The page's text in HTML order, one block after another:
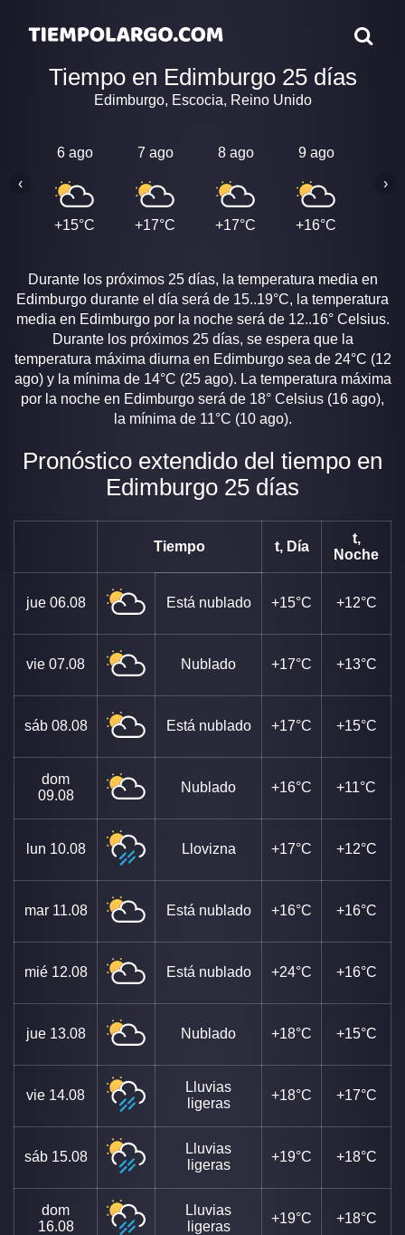
Tiempo en Edimburgo 25 días
Edimburgo, Escocia, Reino Unido
6 ago
+15°C
7 ago
+17°C
8 ago
+17°C
9 ago
+16°C
‹ ›
Durante los próximos 25 días, la temperatura media en
Edimburgo durante el día será de 15..19°C, la temperatura
media en Edimburgo por la noche será de 12..16° Celsius.
Durante los próximos 25 días, se espera que la
temperatura máxima diurna en Edimburgo sea de 24°C (12
ago) y la mínima de 14°C (25 ago). La temperatura máxima
por la noche en Edimburgo será de 18° Celsius (16 ago),
la mínima de 11°C (10 ago).
Pronóstico extendido del tiempo en
Edimburgo 25 días
Tiempo t, Día
t,
Noche
jue 06.08 Está nublado +15°C +12°C
vie 07.08 Nublado +17°C +13°C
sáb 08.08 Está nublado +17°C +15°C
dom
09.08
Nublado +16°C +11°C
lun 10.08 Llovizna +17°C +12°C
mar 11.08 Está nublado +16°C +16°C
mié 12.08 Está nublado +24°C +16°C
jue 13.08 Nublado +18°C +15°C
vie 14.08
Lluvias
ligeras
+18°C +17°C
sáb 15.08
Lluvias
ligeras
+19°C +18°C
dom
16.08
Lluvias
ligeras
+19°C +18°C